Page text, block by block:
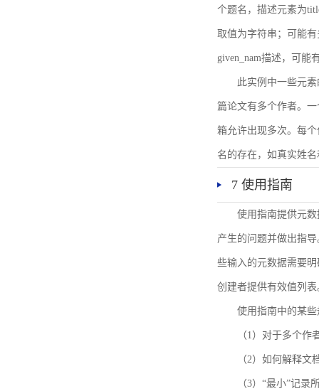
个题名，描述元素为
取值为字符串；可能
given_nam描述，可能
此实例中一些元
篇论文有多个作者。
箱允许出现多次。每
名的存在，如真实姓
7 使用指南
使用指南提供元
产生的问题并做出指
些输入的元数据需要
创建者提供有效值列表
使用指南中的某
（1）对于多个作
（2）如何解释文
（3）“最小”记录